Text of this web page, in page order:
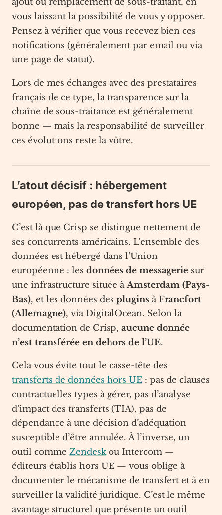
ajout ou remplacement de sous-traitant, en
vous laissant la possibilité de vous y opposer.
Pensez à vérifier que vous recevez bien ces
notifications (généralement par email ou via
une page de statut).
Lors de mes échanges avec des prestataires
français de ce type, la transparence sur la
chaîne de sous-traitance est généralement
bonne — mais la responsabilité de surveiller
ces évolutions reste la vôtre.
L’atout décisif : hébergement
européen, pas de transfert hors UE
C’est là que Crisp se distingue nettement de
ses concurrents américains. L’ensemble des
données est hébergé dans l’Union
européenne : les données de messagerie sur
une infrastructure située àAmsterdam (Pays-
Bas), et les données des plugins àFrancfort
(Allemagne), via DigitalOcean. Selon la
documentation de Crisp, aucune donnée
n’est transférée en dehors de l’UE.
Cela vous évite tout le casse-tête des
transferts de données hors UE : pas de clauses
contractuelles types à gérer, pas d’analyse
d’impact des transferts (TIA), pas de
dépendance à une décision d’adéquation
susceptible d’être annulée. À l’inverse, un
outil comme Zendeskou Intercom —
éditeurs établis hors UE — vous oblige à
documenter le mécanisme de transfert et à en
surveiller la validité juridique. C’est le même
avantage structurel que présente un outil